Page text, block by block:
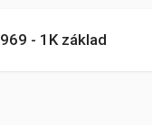
969 - 1K základ